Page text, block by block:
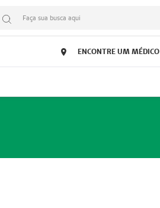
Faça sua busca aqui
ENCONTRE UM MÉDICO